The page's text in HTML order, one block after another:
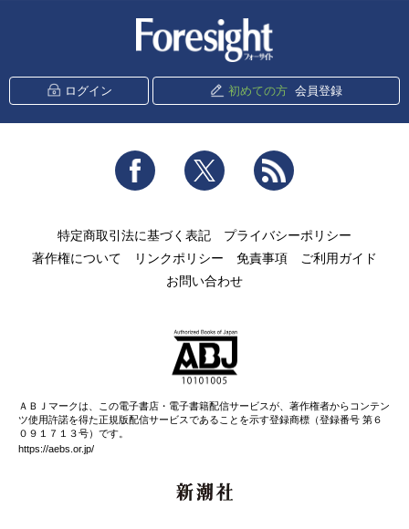
ログイン 初めての方 会員登録
Facebook Twitter
特定商取引法に基づく表記
プライバシーポリシー
著作権について
リンクポリシー 免責事項
ご利用ガイド
お問い合わせ
ＡＢＪマークは、この電子書店・電子書籍配信サービスが、著作権者からコンテン
ツ使用許諾を得た正規版配信サービスであることを示す登録商標（登録番号 第６
０９１７１３号）です。
https://aebs.or.jp/